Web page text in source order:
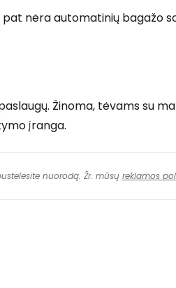
nėra automatinių bagažo
Žinoma, tėvams su
įranga.
nuorodą. Žr. mūsų reklamos